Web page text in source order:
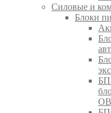
Силовые и
Блоки